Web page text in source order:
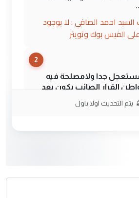
احمد الصافي : لا يوجود
الفيس بوك وتويتر
2
مستعجل جدا ولامصلحة فيه
القرار الصائب يكون بعد
ومغرفة ...
للعراق ومن اصول عريقة
يتم التحديث اولا باول